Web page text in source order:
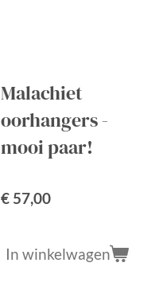
Malachiet
oorhangers -
mooi paar!
€ 57,00
In winkelwagen